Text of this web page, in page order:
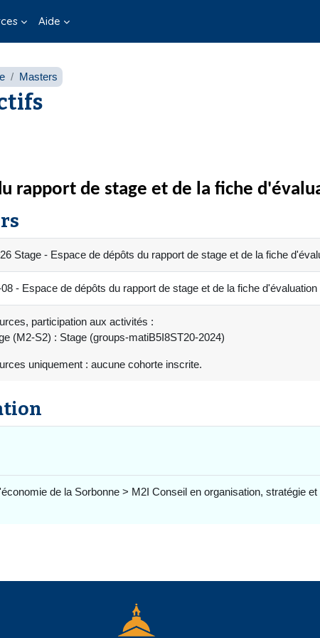
Aide
Masters
rapport de stage et de la fiche
Stage - Espace de dépôts du rapport de stage et de la fiche
- Espace de dépôts du rapport de stage et de la fiche
participation aux activités :
(M2-S2) : Stage (groups-matiB5I8ST20-2024)
uniquement : aucune cohorte inscrite.
de la Sorbonne > M2I Conseil en organisation, stratégie